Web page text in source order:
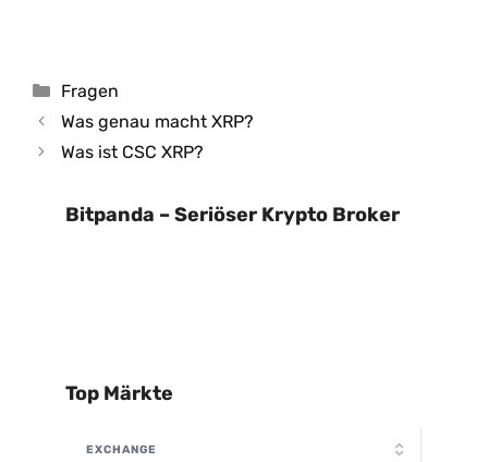
Kategorien
Fragen
Was genau macht XRP?
Was ist CSC XRP?
Bitpanda – Seriöser Krypto Broker
Top Märkte
EXCHANGE